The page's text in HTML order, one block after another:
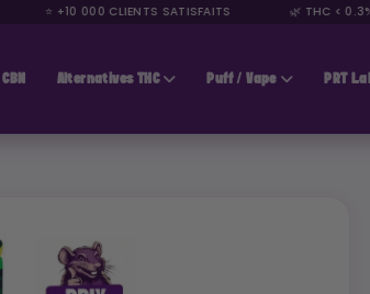
⭐ +10 000 CLIENTS SATISFAITS 🌿 THC < 0.3%
CBN Alternatives THC Puff / Vape PRT